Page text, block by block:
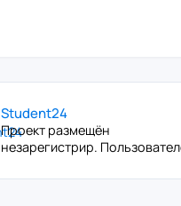
Student24
Проект размещён
незарегистрир.